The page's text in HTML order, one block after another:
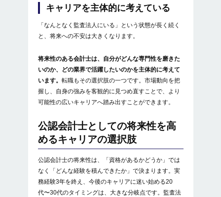
キャリアを主体的に考えている
「なんとなく監査法人にいる」という状態が長く続く
と、将来への不安は大きくなります。
将来性のある会計士は、自分がどんな専門性を磨きた
いのか、どの業界で活躍したいのかを主体的に考えて
います。 転職もその選択肢の一つです。市場動向を把
握し、自身の強みを客観的に見つめ直すことで、より
可能性の広いキャリアへ踏み出すことができます。
公認会計士としての将来性を高
めるキャリアの選択肢
公認会計士の将来性は、「資格があるかどうか」では
なく「どんな経験を積んできたか」で決まります。実
務経験3年を終え、今後のキャリアに迷い始める20
代〜30代のタイミングは、大きな分岐点です。監査法